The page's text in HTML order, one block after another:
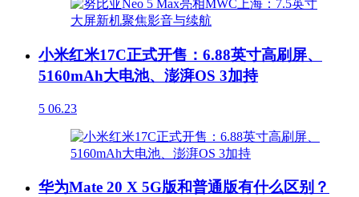
小米红米17C正式开售：6.88英寸高刷屏、
5160mAh大电池、澎湃OS 3加持
5 06.23
华为Mate 20 X 5G版和普通版有什么区别？